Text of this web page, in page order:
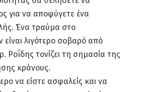
για να αποφύγετε ένα
Ένα τραύμα στο
είναι λιγότερο σοβαρό από
Ροΐδης τονίζει τη σημασία της
κράνους.
να είστε ασφαλείς και να